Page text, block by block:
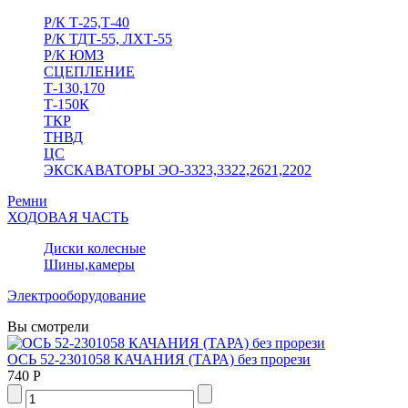
Р/К Т-25,Т-40
Р/К ТДТ-55, ЛХТ-55
Р/К ЮМЗ
СЦЕПЛЕНИЕ
Т-130,170
Т-150К
ТКР
ТНВД
ЦС
ЭКСКАВАТОРЫ ЭО-3323,3322,2621,2202
Ремни
ХОДОВАЯ ЧАСТЬ
Диски колесные
Шины,камеры
Электрооборудование
Вы смотрели
ОСЬ 52-2301058 КАЧАНИЯ (ТАРА) без прорези
740 Р